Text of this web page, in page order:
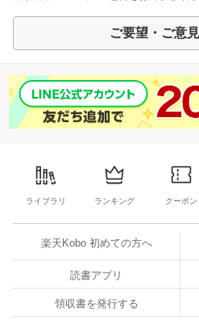
ご要望・ご意
ライブラリ ランキング クーポン
楽天Kobo 初めての方へ
読書アプリ
領収書を発行する